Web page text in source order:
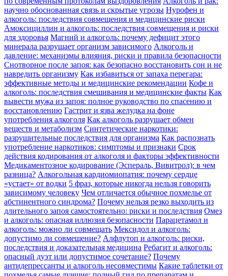
научно обоснованная связь и скрытые угрозы Нурофен и
алкоголь: последствия совмещения и медицинские риски
Амоксициллин и алкоголь: последствия совмещения и риски
для здоровья Магний и алкоголь: почему дефицит этого
минерала разрушает организм зависимого Алкоголь и
давление: механизмы влияния, риски и правила безопасности
Снотворное после запоя: как безопасно восстановить сон и не
навредить организму Как избавиться от запаха перегара:
эффективные методы и медицинские рекомендации Кофе и
алкоголь: последствия смешивания и медицинские факты Как
вывести мужа из запоя: полное руководство по спасению и
восстановлению Гастрит и язва желудка на фоне
употребления алкоголя Как алкоголь разрушает обмен
веществ и метаболизм Синтетические наркотики:
разрушительные последствия для организма Как распознать
употребление наркотиков: симптомы и признаки Срок
действия кодирования от алкоголя и факторы эффективности
Медикаментозное кодирование (Эспераль, Вивитрол): в чем
разница? Алкогольная кардиомиопатия: почему сердце
«устает» от водки 5 фраз, которые никогда нельзя говорить
зависимому человеку Чем отличается обычное похмелье от
абстинентного синдрома? Почему нельзя резко выходить из
длительного запоя самостоятельно: риски и последствия Омез
и алкоголь: опасная иллюзия безопасности Парацетамол и
алкоголь: можно ли совмещать Мексидол и алкоголь:
допустимо ли совмещение? Алфлутоп и алкоголь: риски,
последствия и доказательная медицина Ребагит и алкоголь:
опасный дуэт или допустимое сочетание? Почему
антидепрессанты и алкоголь несовместимы Какие таблетки от